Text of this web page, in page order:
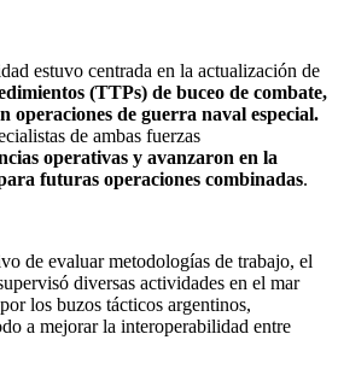
estuvo centrada en la actualización de
(TTPs) de buceo de combate,
operaciones de guerra naval especial.
de ambas fuerzas
operativas y avanzaron en la
futuras operaciones combinadas.
de evaluar metodologías de trabajo, el
diversas actividades en el mar
los buzos tácticos argentinos,
a mejorar la interoperabilidad entre